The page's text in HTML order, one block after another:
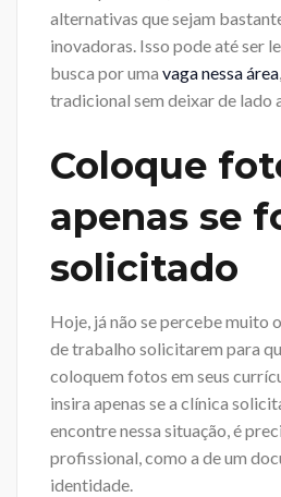
alternativas que sejam
inovadoras. Isso pode até ser
busca por uma vaga nessa área
tradicional sem deixar de lado
Coloque
apenas se
solicitado
Hoje, já não se percebe muito
de trabalho solicitarem para
coloquem fotos em seus
insira apenas se a clínica
encontre nessa situação, é
profissional, como a de um
identidade.